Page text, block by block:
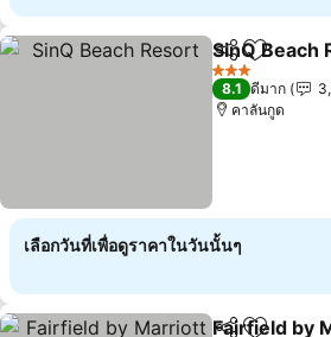
แชร์ เพิ่มในรา
SinQ Beach
3 ดาว
8.1 ดีมาก
คาลันกูด
เลือกวันที่เพื่อดูราคาในวันนั้นๆ
Fairfield by